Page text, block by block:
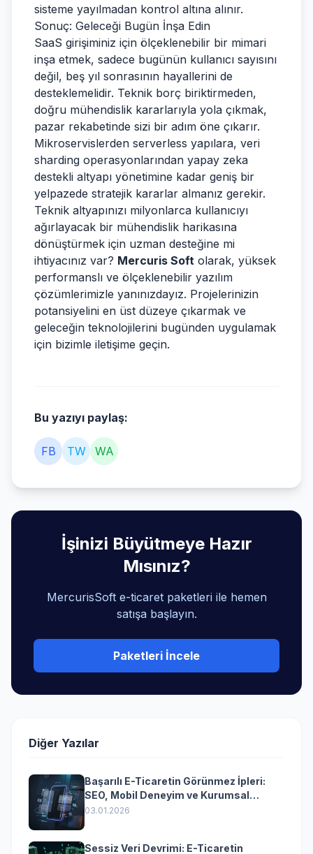
sisteme yayılmadan kontrol altına alınır.
Sonuç: Geleceği Bugün İnşa Edin
SaaS girişiminiz için ölçeklenebilir bir mimari
inşa etmek, sadece bugünün kullanıcı sayısını
değil, beş yıl sonrasının hayallerini de
desteklemelidir. Teknik borç biriktirmeden,
doğru mühendislik kararlarıyla yola çıkmak,
pazar rekabetinde sizi bir adım öne çıkarır.
Mikroservislerden serverless yapılara, veri
sharding operasyonlarından yapay zeka
destekli altyapı yönetimine kadar geniş bir
yelpazede stratejik kararlar almanız gerekir.
Teknik altyapınızı milyonlarca kullanıcıyı
ağırlayacak bir mühendislik harikasına
dönüştürmek için uzman desteğine mi
ihtiyacınız var? Mercuris Soft olarak, yüksek
performanslı ve ölçeklenebilir yazılım
çözümlerimizle yanınızdayız. Projelerinizin
potansiyelini en üst düzeye çıkarmak ve
geleceğin teknolojilerini bugünden uygulamak
için bizimle iletişime geçin.
Bu yazıyı paylaş:
FB TW WA
İşinizi Büyütmeye Hazır
Mısınız?
MercurisSoft e-ticaret paketleri ile hemen
satışa başlayın.
Paketleri İncele
Diğer Yazılar
Başarılı E-Ticaretin Görünmez İpleri:
SEO, Mobil Deneyim ve Kurumsal
Yazılımın Kazandıran Senkronizasyonu
03.01.2026
Sessiz Veri Devrimi: E-Ticaretin